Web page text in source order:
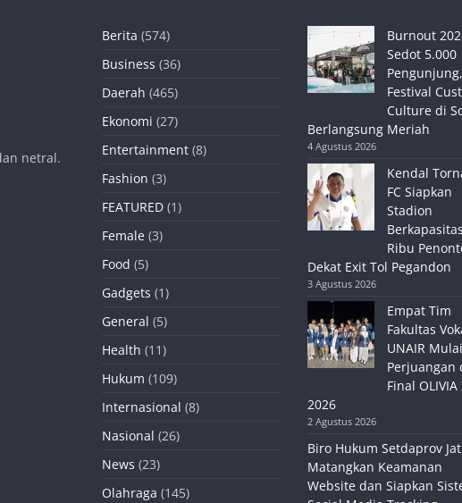
netral.
Berita (574)
Business (36)
Daerah (465)
Ekonomi (27)
Entertainment (8)
Fashion (3)
FEATURED (1)
Female (3)
Food (5)
Gadgets (1)
General (5)
Health (11)
Hukum (109)
Internasional (8)
Nasional (26)
News (23)
Olahraga (145)
Burnout
Sedot 5.000
Pengunjung,
Festival
Culture di
Berlangsung Meriah
4 Agustus 2026
Kendal
FC Siapkan
Stadion
Ribu
Dekat Exit Tol Pegandon
3 Agustus 2026
Empat Tim
Fakultas
UNAIR Mulai
Perjuangan
Final OLIVIA
2026
2 Agustus 2026
Biro Hukum Setdaprov
Matangkan Keamanan
Website dan Siapkan